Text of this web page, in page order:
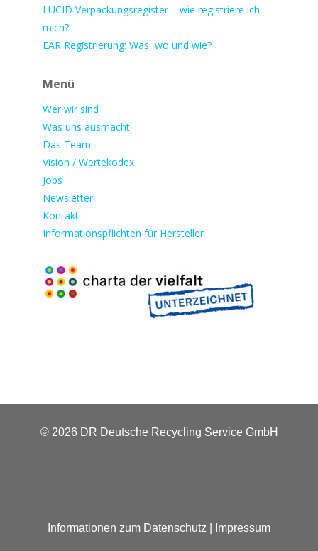
LUCID Verpackungsregister – wie registriere ich
mich?
EAR Registrierung: Was, wo und wie?
Menü
Wer wir sind
Was uns ausmacht
Das Team
Vision / Wertekodex
Jobs
Newsletter
Kontakt
Informationspflichten für Hersteller
© 2026 DR Deutsche Recycling Service GmbH
Informationen zum Datenschutz Impressum